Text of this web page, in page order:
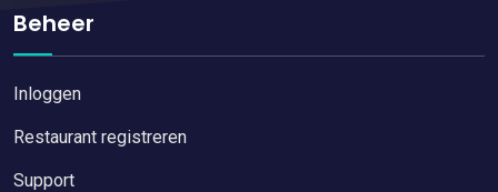
Beheer
Inloggen
Restaurant registreren
Support